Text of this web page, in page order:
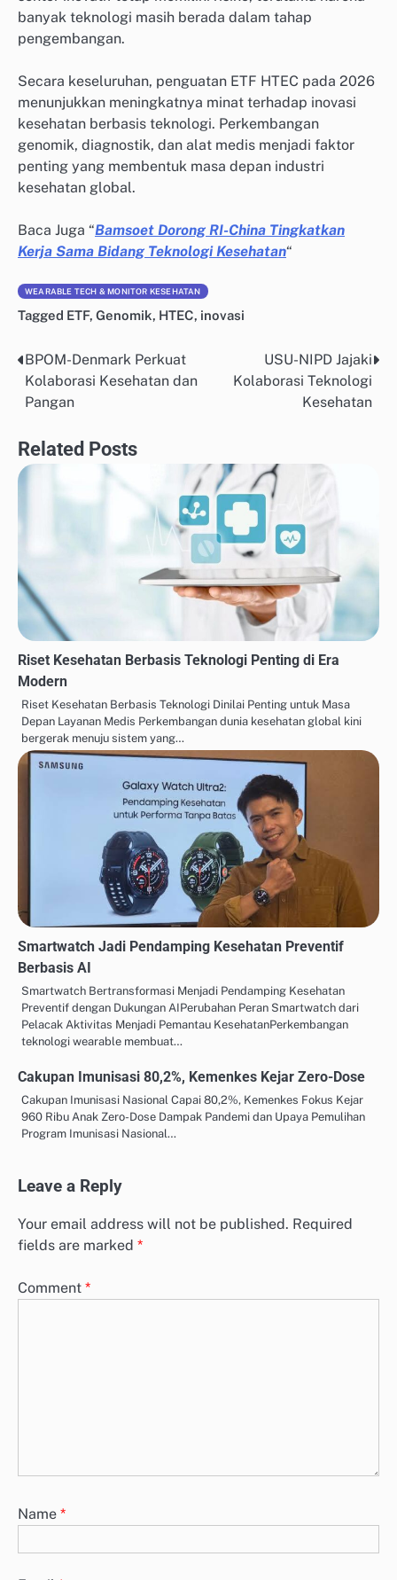
banyak teknologi masih berada dalam tahap
pengembangan.
Secara keseluruhan, penguatan ETF HTEC pada 2026
menunjukkan meningkatnya minat terhadap inovasi
kesehatan berbasis teknologi. Perkembangan
genomik, diagnostik, dan alat medis menjadi faktor
penting yang membentuk masa depan industri
kesehatan global.
Baca Juga “Bamsoet Dorong RI-China Tingkatkan
Kerja Sama Bidang Teknologi Kesehatan“
WEARABLE TECH & MONITOR KESEHATAN
Tagged ETF, Genomik, HTEC, inovasi
Post
navigation
BPOM-Denmark Perkuat
Kolaborasi Kesehatan dan
Pangan
USU-NIPD Jajaki
Kolaborasi Teknologi
Kesehatan
Related Posts
Riset Kesehatan Berbasis Teknologi Penting di Era
Modern
Riset Kesehatan Berbasis Teknologi Dinilai Penting untuk Masa
Depan Layanan Medis Perkembangan dunia kesehatan global kini
bergerak menuju sistem yang…
Smartwatch Jadi Pendamping Kesehatan Preventif
Berbasis AI
Smartwatch Bertransformasi Menjadi Pendamping Kesehatan
Preventif dengan Dukungan AIPerubahan Peran Smartwatch dari
Pelacak Aktivitas Menjadi Pemantau KesehatanPerkembangan
teknologi wearable membuat…
Cakupan Imunisasi 80,2%, Kemenkes Kejar Zero-Dose
Cakupan Imunisasi Nasional Capai 80,2%, Kemenkes Fokus Kejar
960 Ribu Anak Zero-Dose Dampak Pandemi dan Upaya Pemulihan
Program Imunisasi Nasional…
Leave a Reply
Your email address will not be published. Required
fields are marked *
Comment *
Name *